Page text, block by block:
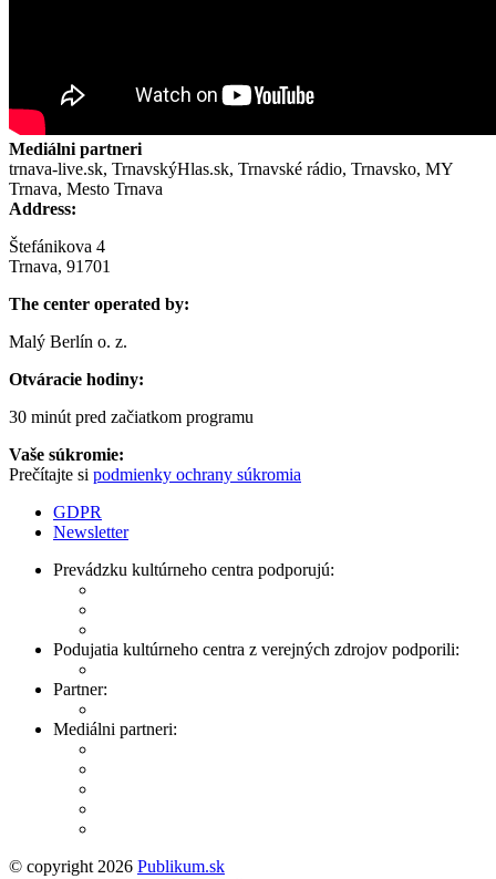
Mediálni partneri
trnava-live.sk, TrnavskýHlas.sk, Trnavské rádio, Trnavsko, MY
Trnava, Mesto Trnava
Address:
Štefánikova 4
Trnava, 91701
The center operated by:
Malý Berlín o. z.
Otváracie hodiny:
30 minút pred začiatkom programu
Vaše súkromie:
Prečítajte si podmienky ochrany súkromia
GDPR
Newsletter
Prevádzku kultúrneho centra podporujú:
Podujatia kultúrneho centra z verejných zdrojov podporili:
Partner:
Mediálni partneri:
© copyright 2026 Publikum.sk